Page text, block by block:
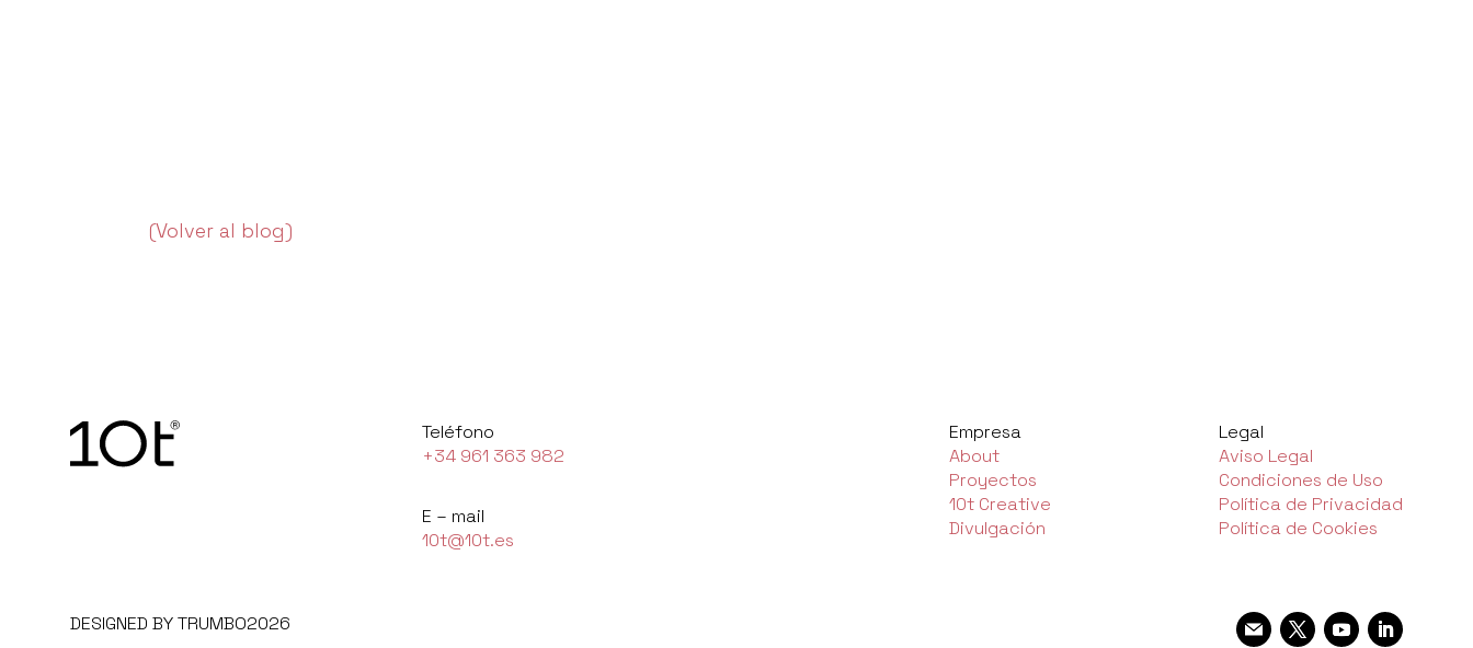
(Volver al blog)
Teléfono
+34 961 363 982
E – mail
10t@10t.es
Empresa
About
Proyectos
10t Creative
Divulgación
Legal
Aviso Legal
Condiciones de Uso
Política de Privacidad
Política de Cookies
DESIGNED BY TRUMBO2026